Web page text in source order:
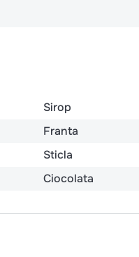
Sirop
Franta
Sticla
Ciocolata